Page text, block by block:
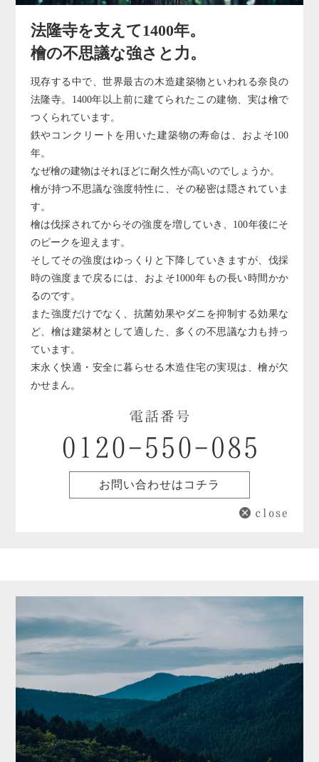
法隆寺を支えて1400年。
檜の不思議な強さと力。
現存する中で、世界最古の木造建築物といわれる奈良の
法隆寺。1400年以上前に建てられたこの建物、実は檜で
つくられています。
鉄やコンクリートを用いた建築物の寿命は、およそ100
年。
なぜ檜の建物はそれほどに耐久性が高いのでしょうか。
檜が持つ不思議な強度特性に、その秘密は隠されていま
す。
檜は伐採されてからその強度を増していき、100年後にそ
のピークを迎えます。
そしてその強度はゆっくりと下降していきますが、伐採
時の強度まで戻るには、およそ1000年もの長い時間かか
るのです。
また強度だけでなく、抗菌効果やダニを抑制する効果な
ど、檜は建築材として適した、多くの不思議な力も持っ
ています。
末永く快適・安全に暮らせる木造住宅の実現は、檜が欠
かせまん。
お問い合わせはコチラ